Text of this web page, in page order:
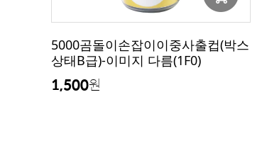
5000곰돌이손잡이이중사출컵(박스
상태B급)-이미지 다름(1F0)
1,500원